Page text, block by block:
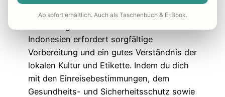
Fazit
Indonesien erfordert sorgfältige
Vorbereitung und ein gutes Verständnis der
lokalen Kultur und Etikette. Indem du dich
mit den Einreisebestimmungen, dem
Gesundheits- und Sicherheitsschutz sowie
Ab sofort erhältlich. Auch als Taschenbuch & E-Book.